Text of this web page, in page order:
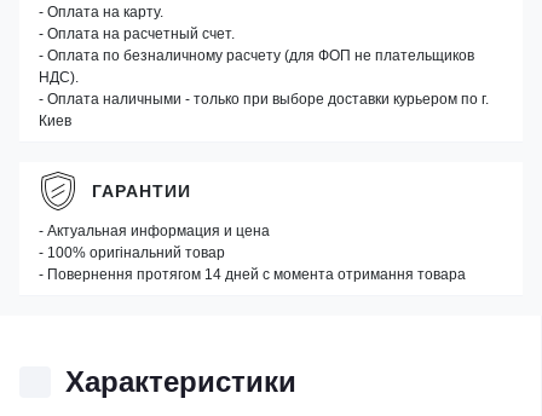
Характеристики
- Оплата на карту.
- Оплата на расчетный счет.
- Оплата по безналичному расчету (для ФОП не плательщиков
НДС).
- Оплата наличными - только при выборе доставки курьером по г.
Киев
ГАРАНТИИ
- Актуальная информация и цена
- 100% оригінальний товар
- Повернення протягом 14 дней с момента отримання товара